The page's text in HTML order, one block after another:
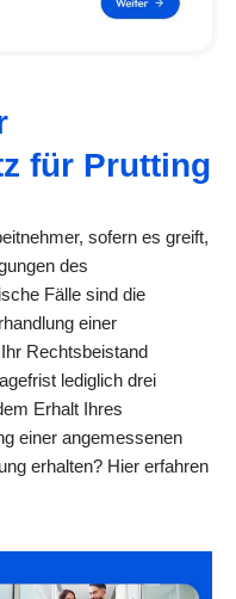
für Prutting
sofern es greift,
des
Fälle sind die
einer
Rechtsbeistand
lediglich drei
Erhalt Ihres
einer angemessenen
erhalten? Hier erfahren